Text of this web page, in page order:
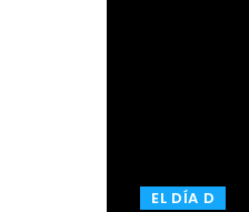
​EL DÍA D